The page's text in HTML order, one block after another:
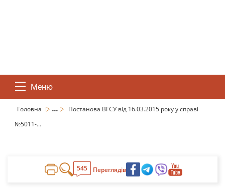
Меню
Головна ...
Постанова ВГСУ від 16.03.2015 року у справі
№5011-...
545 Переглядів